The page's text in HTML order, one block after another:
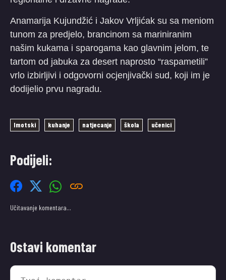
Anamarija Kujundžić i Jakov Vrljićak su sa meniom
tunom za predjelo, brancinom sa mariniranim
našim kukama i sparogama kao glavnim jelom, te
tartom od jabuka za desert naprosto “raspametili”
vrlo izbirljivi i odgovorni ocjenjivački sud, koji im je
dodijelio prvu nagradu.
Imotski kuhanje natjecanje škola učenici
Podijeli:
Učitavanje komentara…
Ostavi komentar